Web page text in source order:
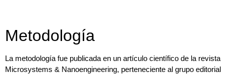
Metodología
La metodología fue publicada en un artículo científico de la revista
Microsystems & Nanoengineering, perteneciente al grupo editorial